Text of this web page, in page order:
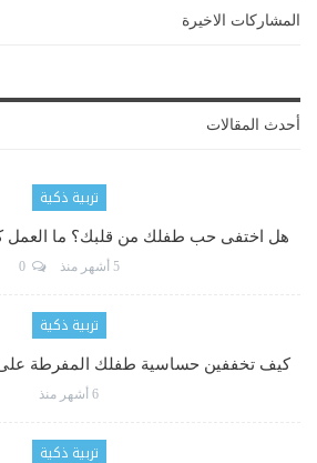
المشاركات الاخيرة
أحدث المقالات
تربية ذكية
هل اختفى حب طفلك من قلبك؟ ما العمل كي
5 أشهر منذ 0
تربية ذكية
كيف تخففين حساسية طفلك المفرطة على
6 أشهر منذ
تربية ذكية